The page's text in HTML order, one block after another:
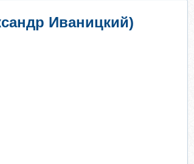
Иваницкий)